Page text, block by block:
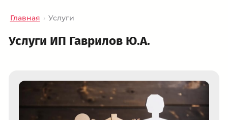
Главная › Услуги
Услуги ИП Гаврилов Ю.А.